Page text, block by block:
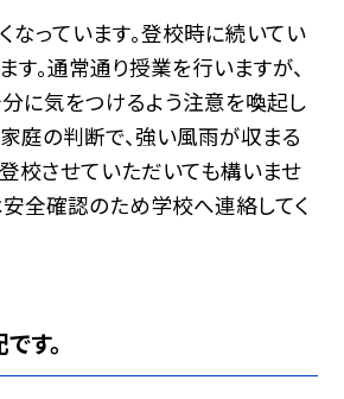
なっています。登校時に続いてい
す。通常通り授業を行いますが、
に気をつけるよう注意を喚起し
家庭の判断で、強い風雨が収まる
校させていただいても構いませ
安全確認のため学校へ連絡してく
す。